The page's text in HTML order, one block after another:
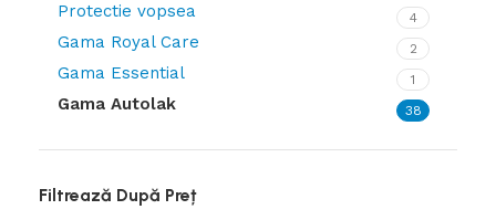
Protectie vopsea 4
Gama Royal Care 2
Gama Essential 1
Gama Autolak 38
Filtrează După Preț